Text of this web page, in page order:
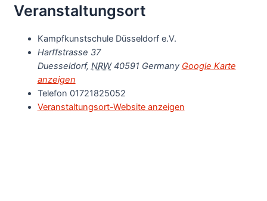
Veranstaltungsort
Kampfkunstschule Düsseldorf e.V.
Harffstrasse 37
Duesseldorf, NRW 40591 Germany Google Karte
anzeigen
Telefon 01721825052
Veranstaltungsort-Website anzeigen